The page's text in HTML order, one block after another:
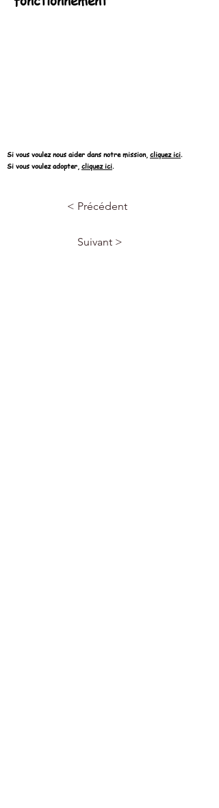
Si vous voulez nous aider dans notre mission, cliquez ici.
Si vous voulez adopter, cliquez ici.
< Précédent
Suivant >